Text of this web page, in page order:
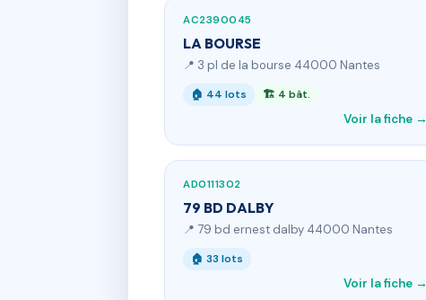
AC2390045
LA BOURSE
📍 3 pl de la bourse 44000 Nantes
🏠 44 lots 🏗 4 bât.
Voir la fiche →
AD0111302
79 BD DALBY
📍 79 bd ernest dalby 44000 Nantes
🏠 33 lots
Voir la fiche →